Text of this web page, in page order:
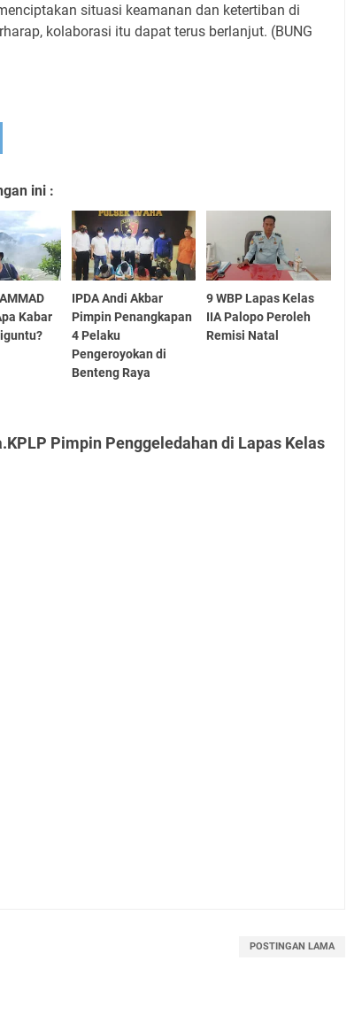
situasi keamanan dan ketertiban di
kolaborasi itu dapat terus berlanjut. (BUNG
ini :
Kabar
IPDA Andi Akbar
Pimpin Penangkapan
4 Pelaku
Pengeroyokan di
Benteng Raya
9 WBP Lapas Kelas
IIA Palopo Peroleh
Remisi Natal
Pimpin Penggeledahan di Lapas Kelas
POSTINGAN LAMA